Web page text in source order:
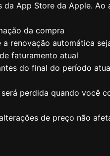
App Store da Apple. Ao
da compra
renovação automática
faturamento atual
do final do período
perdida quando você
de preço não